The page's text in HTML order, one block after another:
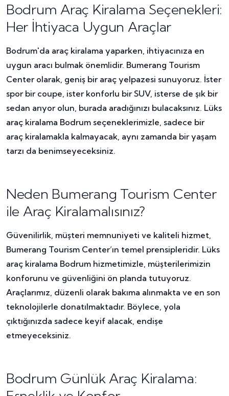
Bodrum Araç Kiralama Seçenekleri:
Her İhtiyaca Uygun Araçlar
Bodrum'da araç kiralama yaparken, ihtiyacınıza en
uygun aracı bulmak önemlidir. Bumerang Tourism
Center olarak, geniş bir araç yelpazesi sunuyoruz. İster
spor bir coupe, ister konforlu bir SUV, isterse de şık bir
sedan arıyor olun, burada aradığınızı bulacaksınız. Lüks
araç kiralama Bodrum seçeneklerimizle, sadece bir
araç kiralamakla kalmayacak, aynı zamanda bir yaşam
tarzı da benimseyeceksiniz.
Neden Bumerang Tourism Center
ile Araç Kiralamalısınız?
Güvenilirlik, müşteri memnuniyeti ve kaliteli hizmet,
Bumerang Tourism Center’ın temel prensipleridir. Lüks
araç kiralama Bodrum hizmetimizle, müşterilerimizin
konforunu ve güvenliğini ön planda tutuyoruz.
Araçlarımız, düzenli olarak bakıma alınmakta ve en son
teknolojilerle donatılmaktadır. Böylece, yola
çıktığınızda sadece keyif alacak, endişe
etmeyeceksiniz.
Bodrum Günlük Araç Kiralama: